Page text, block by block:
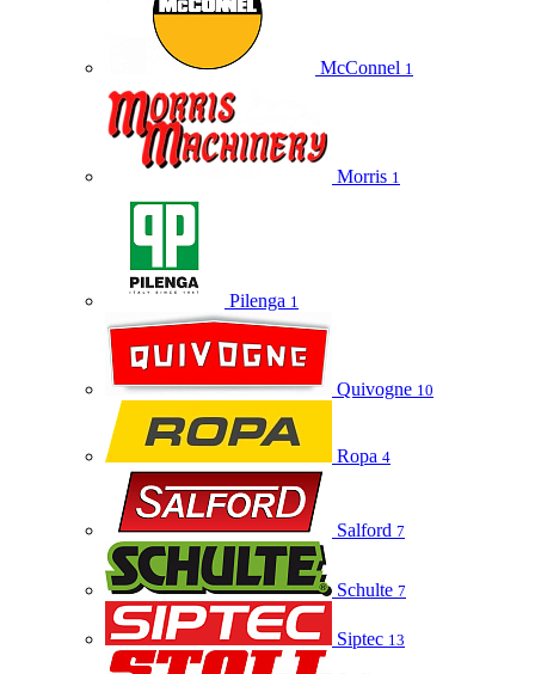
McConnel 1
Morris 1
Pilenga 1
Quivogne 10
Ropa 4
Salford 7
Schulte 7
Siptec 13